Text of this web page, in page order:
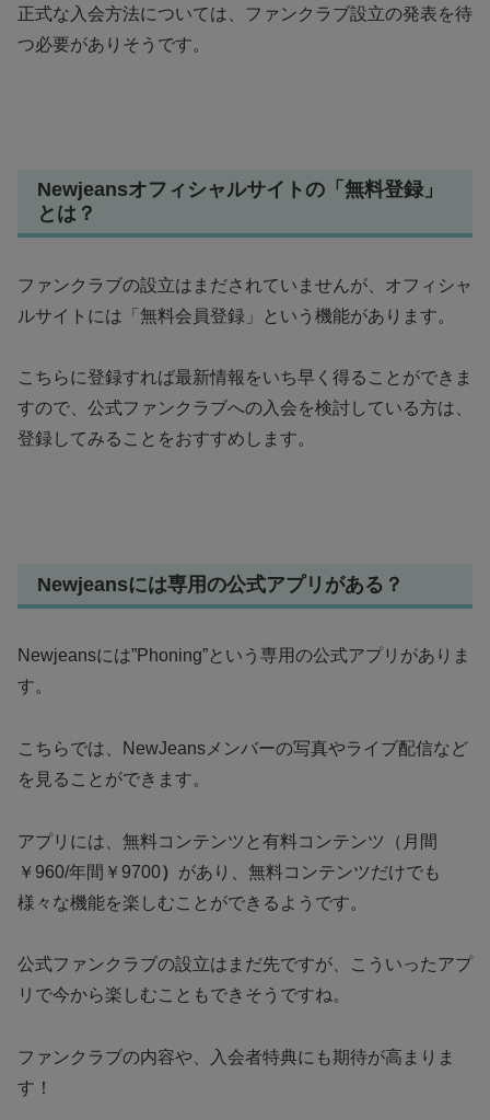
正式な入会方法については、ファンクラブ設立の発表を待
つ必要がありそうです。
Newjeansオフィシャルサイトの「無料登録」
とは？
ファンクラブの設立はまだされていませんが、オフィシャ
ルサイトには「無料会員登録」という機能があります。
こちらに登録すれば最新情報をいち早く得ることができま
すので、公式ファンクラブへの入会を検討している方は、
登録してみることをおすすめします。
Newjeansには専用の公式アプリがある？
Newjeansには”Phoning”という専用の公式アプリがありま
す。
こちらでは、NewJeansメンバーの写真やライブ配信など
を見ることができます。
アプリには、無料コンテンツと有料コンテンツ（月間
￥960/年間￥9700） があり、無料コンテンツだけでも
様々な機能を楽しむことができるようです。
公式ファンクラブの設立はまだ先ですが、こういったアプ
リで今から楽しむこともできそうですね。
ファンクラブの内容や、入会者特典にも期待が高まりま
す！